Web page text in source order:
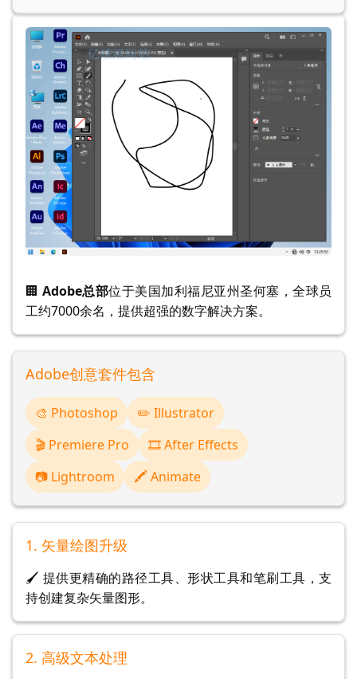
🏢 Adobe总部位于美国加利福尼亚州圣何塞，全球员
工约7000余名，提供超强的数字解决方案。
Adobe创意套件包含
🎨 Photoshop
✏️ Illustrator
🎬 Premiere Pro
🎞️ After Effects
📷 Lightroom
🖍️ Animate
1. 矢量绘图升级
🖌️ 提供更精确的路径工具、形状工具和笔刷工具，支
持创建复杂矢量图形。
2. 高级文本处理